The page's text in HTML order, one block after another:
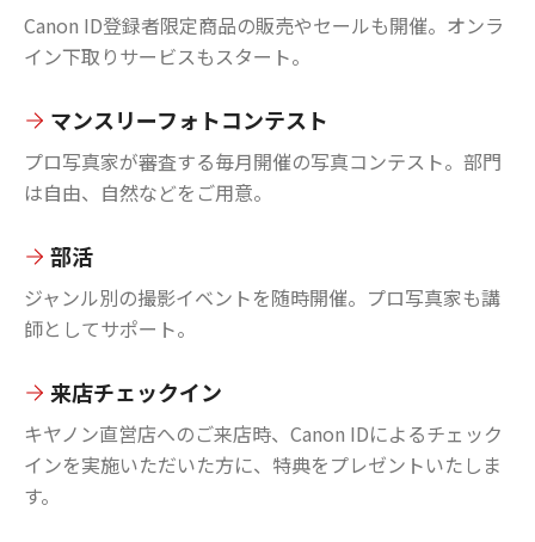
Canon ID登録者限定商品の販売やセールも開催。オンラ
イン下取りサービスもスタート。
マンスリーフォトコンテスト
プロ写真家が審査する毎月開催の写真コンテスト。部門
は自由、自然などをご用意。
部活
ジャンル別の撮影イベントを随時開催。プロ写真家も講
師としてサポート。
来店チェックイン
キヤノン直営店へのご来店時、Canon IDによるチェック
インを実施いただいた方に、特典をプレゼントいたしま
す。